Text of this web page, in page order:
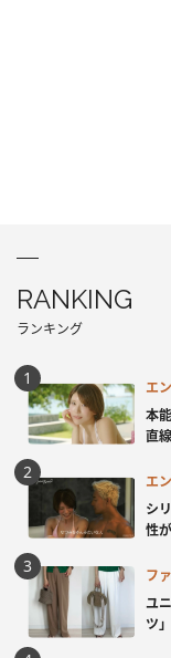
RANKING
ランキング
エ
本
直
エ
シ
性
フ
ユ
ツ